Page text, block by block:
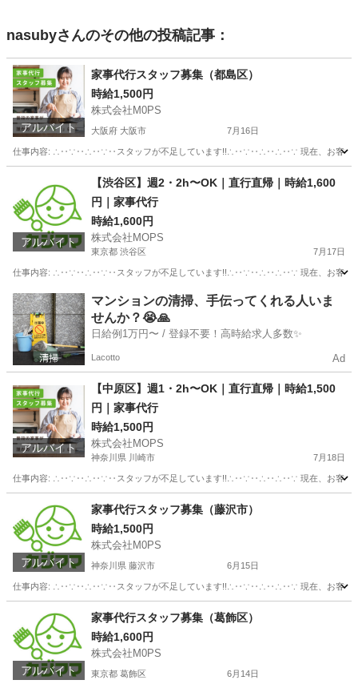
nasubyさんのその他の投稿記事：
アルバイト
家事代行スタッフ募集（都島区）
時給1,500円
株式会社M0PS
大阪府 大阪市 7月16日
仕事内容: ∴‥∵‥∴‥∵‥スタッフが不足しています!!∴‥∵‥∴‥∴‥∵ 現在、お客様から多
ホームヘルパー
アルバイト
【渋谷区】週2・2h〜OK｜直行直帰｜時給1,600
円｜家事代行
時給1,600円
株式会社MOPS
東京都 渋谷区 7月17日
仕事内容: ∴‥∵‥∴‥∵‥スタッフが不足しています!!∴‥∵‥∴‥∴‥∵ 現在、お客様から多
東京 渋谷区 飲食 時給
マンションの清掃、手伝ってくれる人いま
せんか？😭🙏
日給例1万円〜 / 登録不要！高時給求人多数✨
Lacotto Ad
アルバイト
【中原区】週1・2h〜OK｜直行直帰｜時給1,500
円｜家事代行
時給1,500円
株式会社MOPS
神奈川県 川崎市 7月18日
仕事内容: ∴‥∵‥∴‥∵‥スタッフが不足しています!!∴‥∵‥∴‥∴‥∵ 現在、お客様から多
介護 時給
アルバイト
家事代行スタッフ募集（藤沢市）
時給1,500円
株式会社M0PS
神奈川県 藤沢市 6月15日
仕事内容: ∴‥∵‥∴‥∵‥スタッフが不足しています!!∴‥∵‥∴‥∴‥∵ 現在、お客様から多
その他 スタッフ
アルバイト
家事代行スタッフ募集（葛飾区）
時給1,600円
株式会社M0PS
東京都 葛飾区 6月14日